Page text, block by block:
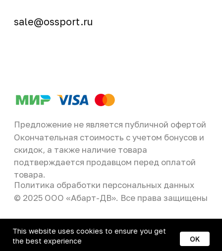
This website uses cookies to ensure you get
the best experience
OK